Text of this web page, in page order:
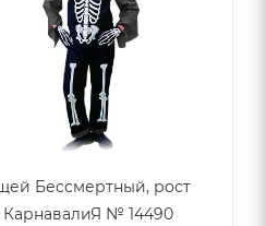
Бессмертный, рост
КарнавалиЯ № 14490